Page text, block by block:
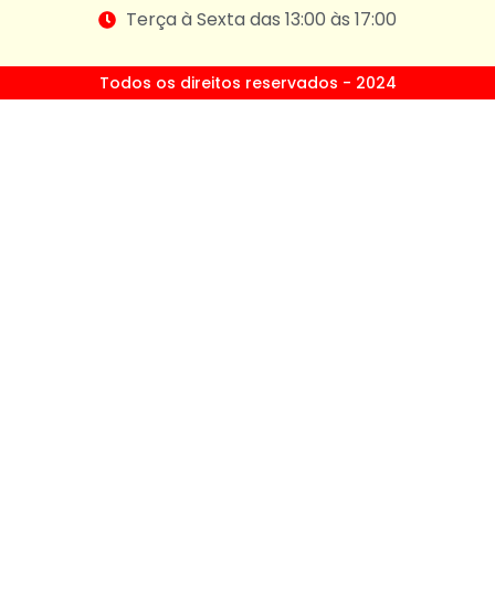
Terça à Sexta das 13:00 às 17:00
Todos os direitos reservados - 2024